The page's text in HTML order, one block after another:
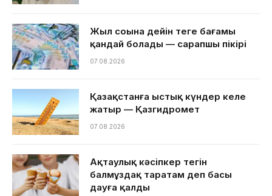
Жыл соңына дейін теңге бағамы
қандай болады — сарапшы пікірі
07.08.2026
Қазақстанға ыстық күндер келе
жатыр — Қазгидромет
07.08.2026
Ақтаулық кәсіпкер тегін
балмұздақ таратам деп басы
дауға қалды